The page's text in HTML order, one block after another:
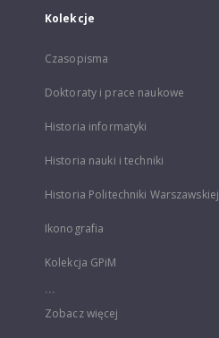
Kolekcje
Czasopisma
Doktoraty i prace naukowe
Historia informatyki
Historia nauki i techniki
Historia Politechniki Warszawskiej
Ikonografia
Kolekcja GPiM
...
Zobacz więcej